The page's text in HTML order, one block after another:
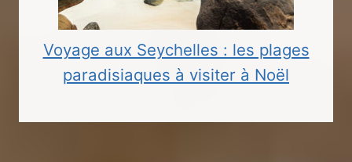
Voyage aux Seychelles : les plages
paradisiaques à visiter à Noël